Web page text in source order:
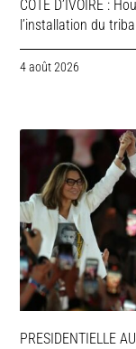
COTE D’IVOIRE :
l’installation du
4 août 2026
PRESIDENTIELLE